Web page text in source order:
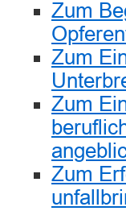
Zum
Zum
Zum
Zum